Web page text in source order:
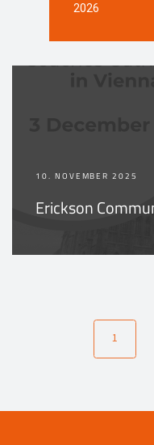
2026
10. NOVEMBER 2025
Erickson
1